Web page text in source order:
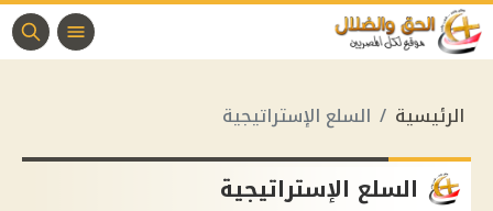
الرئيسية السلع الإستراتيجية
السلع الإستراتيجية